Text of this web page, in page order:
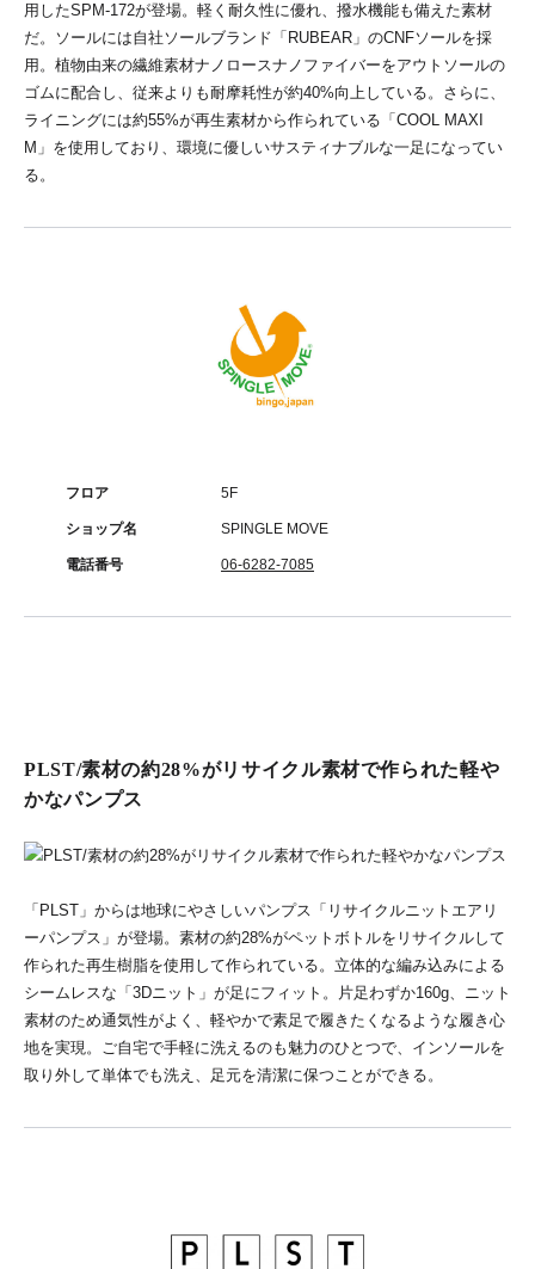
用したSPM-172が登場。軽く耐久性に優れ、撥水機能も備えた素材
だ。ソールには自社ソールブランド「RUBEAR」のCNFソールを採
用。植物由来の繊維素材ナノロースナノファイバーをアウトソールの
ゴムに配合し、従来よりも耐摩耗性が約40%向上している。さらに、
ライニングには約55%が再生素材から作られている「COOL MAXI
M」を使用しており、環境に優しいサスティナブルな一足になってい
る。
フロア 5F
ショップ名 SPINGLE MOVE
電話番号 06-6282-7085
PLST/素材の約28%がリサイクル素材で作られた軽や
かなパンプス
「PLST」からは地球にやさしいパンプス「リサイクルニットエアリ
ーパンプス」が登場。素材の約28%がペットボトルをリサイクルして
作られた再生樹脂を使用して作られている。立体的な編み込みによる
シームレスな「3Dニット」が足にフィット。片足わずか160g、ニット
素材のため通気性がよく、軽やかで素足で履きたくなるような履き心
地を実現。ご自宅で手軽に洗えるのも魅力のひとつで、インソールを
取り外して単体でも洗え、足元を清潔に保つことができる。